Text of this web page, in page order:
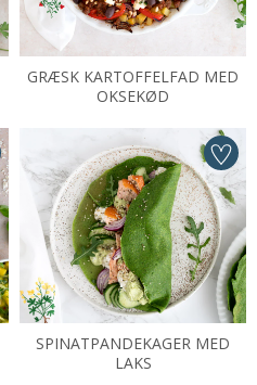
GRÆSK KARTOFFELFAD MED
OKSEKØD
SPINATPANDEKAGER MED
LAKS